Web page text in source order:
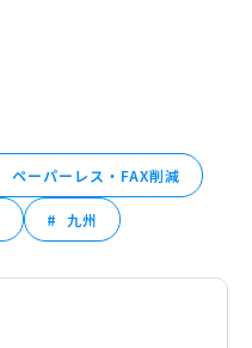
ペーパーレス・FAX削減
九州